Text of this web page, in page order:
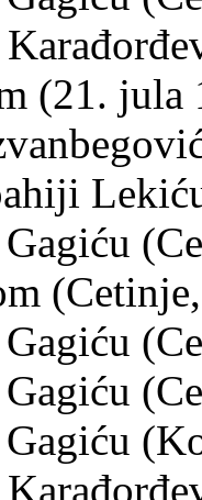
(21. jula